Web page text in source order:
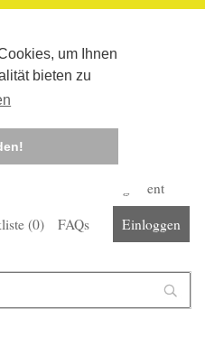
um Ihnen
bieten zu
Corona-Management
(0) FAQs Einloggen